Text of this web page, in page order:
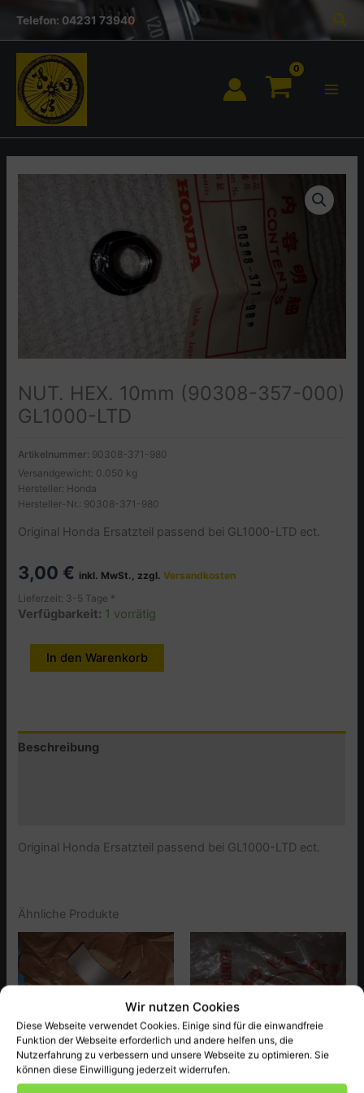
Wir nutzen Cookies
Diese Webseite verwendet Cookies. Einige sind für die einwandfreie
Funktion der Webseite erforderlich und andere helfen uns, die
Nutzerfahrung zu verbessern und unsere Webseite zu optimieren. Sie
können diese Einwilligung jederzeit widerrufen.
springen
Inhalt
Telefon: 04231 73940
NUT. HEX. 10mm (90308-357-000)
GL1000-LTD
Artikelnummer: 90308-371-980
Versandgewicht: 0.050 kg
Hersteller: Honda
Hersteller-Nr.: 90308-371-980
Original Honda Ersatzteil passend bei GL1000-LTD ect.
3,00 € inkl. MwSt., zzgl.Versandkosten
Lieferzeit: 3-5 Tage *
Verfügbarkeit: 1 vorrätig
HEX.
357-
000)
In den Warenkorb
Beschreibung
Original Honda Ersatzteil passend bei GL1000-LTD ect.
Ähnliche Produkte